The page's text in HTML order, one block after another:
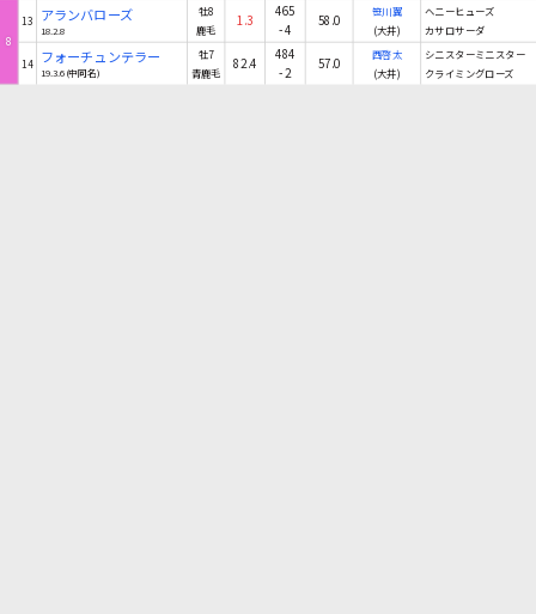
8
13 アランバローズ
18.2.8
牡8
鹿毛
1.3
465
-4
58.0
笹川翼
(大井)
ヘニーヒューズ
カサロサーダ
14 フォーチュンテラー
19.3.6(中同名)
牡7
青鹿毛
82.4
484
-2
57.0
西啓太
(大井)
シニスターミニスター
クライミングローズ